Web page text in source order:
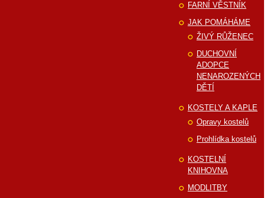
FARNÍ VĚSTNÍK
JAK POMÁHÁME
ŽIVÝ RŮŽENEC
DUCHOVNÍ
ADOPCE
NENAROZENÝCH
DĚTÍ
KOSTELY A KAPLE
Opravy kostelů
Prohlídka kostelů
KOSTELNÍ
KNIHOVNA
MODLITBY